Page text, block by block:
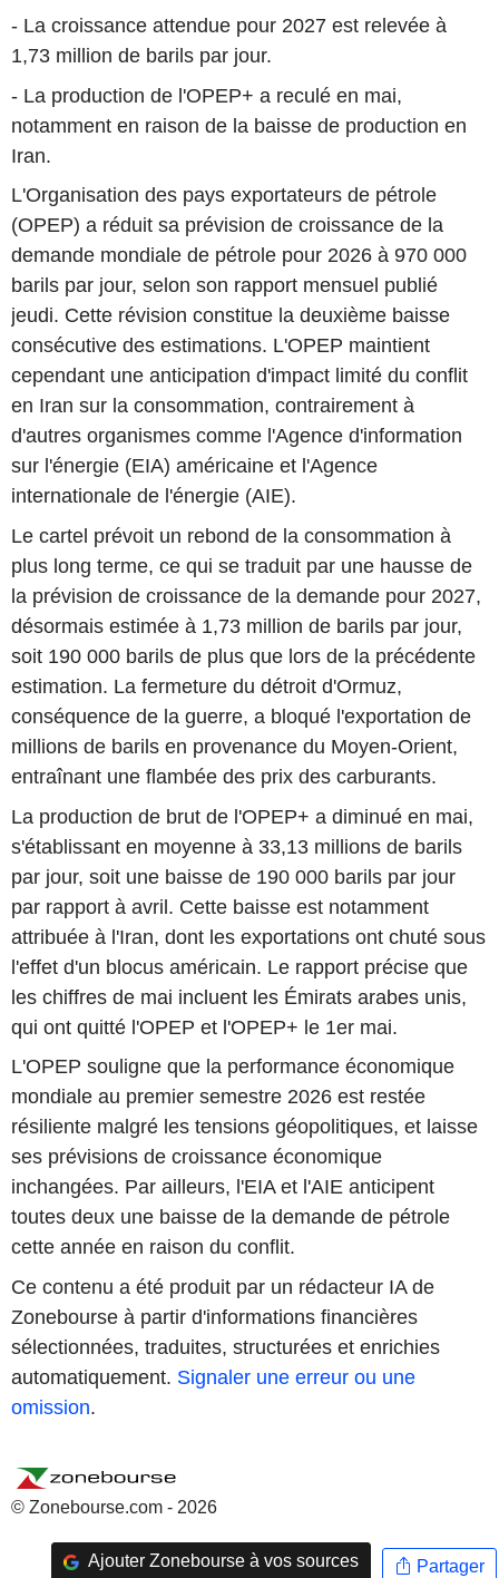
- La croissance attendue pour 2027 est relevée à
1,73 million de barils par jour.
- La production de l'OPEP+ a reculé en mai,
notamment en raison de la baisse de production en
Iran.
L'Organisation des pays exportateurs de pétrole
(OPEP) a réduit sa prévision de croissance de la
demande mondiale de pétrole pour 2026 à 970 000
barils par jour, selon son rapport mensuel publié
jeudi. Cette révision constitue la deuxième baisse
consécutive des estimations. L'OPEP maintient
cependant une anticipation d'impact limité du conflit
en Iran sur la consommation, contrairement à
d'autres organismes comme l'Agence d'information
sur l'énergie (EIA) américaine et l'Agence
internationale de l'énergie (AIE).
Le cartel prévoit un rebond de la consommation à
plus long terme, ce qui se traduit par une hausse de
la prévision de croissance de la demande pour 2027,
désormais estimée à 1,73 million de barils par jour,
soit 190 000 barils de plus que lors de la précédente
estimation. La fermeture du détroit d'Ormuz,
conséquence de la guerre, a bloqué l'exportation de
millions de barils en provenance du Moyen-Orient,
entraînant une flambée des prix des carburants.
La production de brut de l'OPEP+ a diminué en mai,
s'établissant en moyenne à 33,13 millions de barils
par jour, soit une baisse de 190 000 barils par jour
par rapport à avril. Cette baisse est notamment
attribuée à l'Iran, dont les exportations ont chuté sous
l'effet d'un blocus américain. Le rapport précise que
les chiffres de mai incluent les Émirats arabes unis,
qui ont quitté l'OPEP et l'OPEP+ le 1er mai.
L'OPEP souligne que la performance économique
mondiale au premier semestre 2026 est restée
résiliente malgré les tensions géopolitiques, et laisse
ses prévisions de croissance économique
inchangées. Par ailleurs, l'EIA et l'AIE anticipent
toutes deux une baisse de la demande de pétrole
cette année en raison du conflit.
Ce contenu a été produit par un rédacteur IA de
Zonebourse à partir d'informations financières
sélectionnées, traduites, structurées et enrichies
automatiquement. Signaler une erreur ou une
omission.
© Zonebourse.com - 2026
Ajouter Zonebourse à vos sources Partager